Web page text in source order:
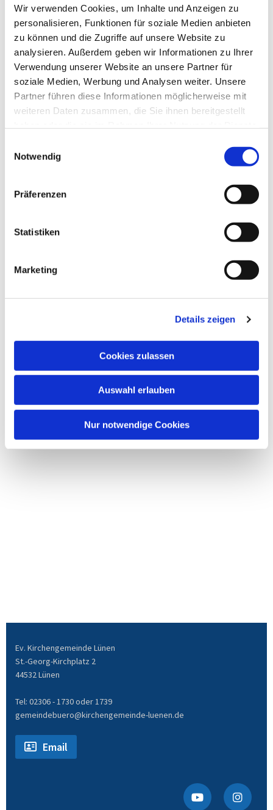
Wir verwenden Cookies, um Inhalte und Anzeigen zu
personalisieren, Funktionen für soziale Medien anbieten
zu können und die Zugriffe auf unsere Website zu
analysieren. Außerdem geben wir Informationen zu Ihrer
Verwendung unserer Website an unsere Partner für
soziale Medien, Werbung und Analysen weiter. Unsere
Partner führen diese Informationen möglicherweise mit
weiteren Daten zusammen, die Sie ihnen bereitgestellt
Notwendig
Präferenzen
Statistiken
Marketing
Details zeigen
Cookies zulassen
Auswahl erlauben
Nur notwendige Cookies
Ev. Kirchengemeinde Lünen
St.-Georg-Kirchplatz 2
44532 Lünen
Tel: 02306 - 1730 oder 1739
gemeindebuero@kirchengemeinde-luenen.de
Email